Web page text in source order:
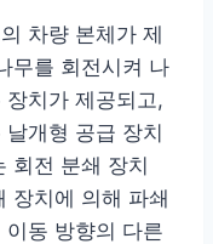
차량 본체가 제
무를 회전시켜 나
치가 제공되고,
개형 공급 장치
회전 분쇄 장치
장치에 의해 파쇄
동 방향의 다른